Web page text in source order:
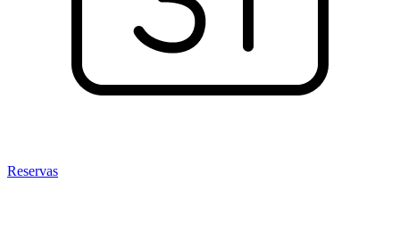
Reservas